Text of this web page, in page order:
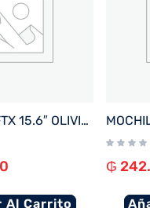
MOCHILA FTX 15.6″ OLIVIA-BL AZUL
Al Carrito
₲